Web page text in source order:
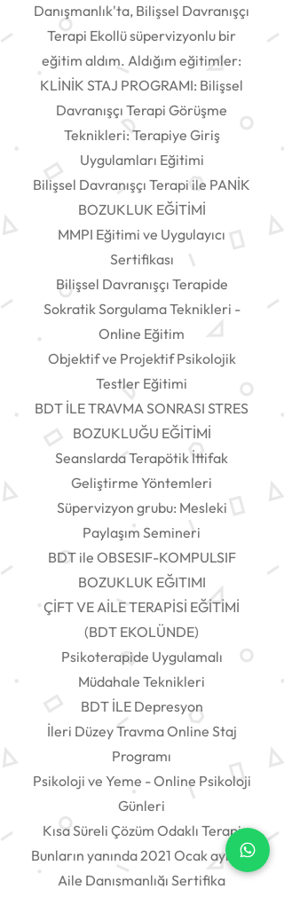
Danışmanlık'ta, Bilişsel Davranışçı
Terapi Ekollü süpervizyonlu bir
eğitim aldım. Aldığım eğitimler:
KLİNİK STAJ PROGRAMI: Bilişsel
Davranışçı Terapi Görüşme
Teknikleri: Terapiye Giriş
Uygulamları Eğitimi
Bilişsel Davranışçı Terapi ile PANİK
BOZUKLUK EĞİTİMİ
MMPI Eğitimi ve Uygulayıcı
Sertifikası
Bilişsel Davranışçı Terapide
Sokratik Sorgulama Teknikleri -
Online Eğitim
Objektif ve Projektif Psikolojik
Testler Eğitimi
BDT İLE TRAVMA SONRASI STRES
BOZUKLUĞU EĞİTİMİ
Seanslarda Terapötik İttifak
Geliştirme Yöntemleri
Süpervizyon grubu: Mesleki
Paylaşım Semineri
BDT ile OBSESIF-KOMPULSIF
BOZUKLUK EĞITIMI
ÇİFT VE AİLE TERAPİSİ EĞİTİMİ
(BDT EKOLÜNDE)
Psikoterapide Uygulamalı
Müdahale Teknikleri
BDT İLE Depresyon
İleri Düzey Travma Online Staj
Programı
Psikoloji ve Yeme - Online Psikoloji
Günleri
Kısa Süreli Çözüm Odaklı Terapi
Bunların yanında 2021 Ocak ayında
Aile Danışmanlığı Sertifika